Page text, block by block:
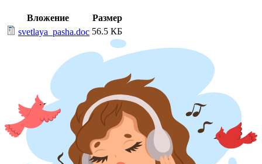
Вложение
Размер
svetlaya_pasha.doc 56.5 КБ